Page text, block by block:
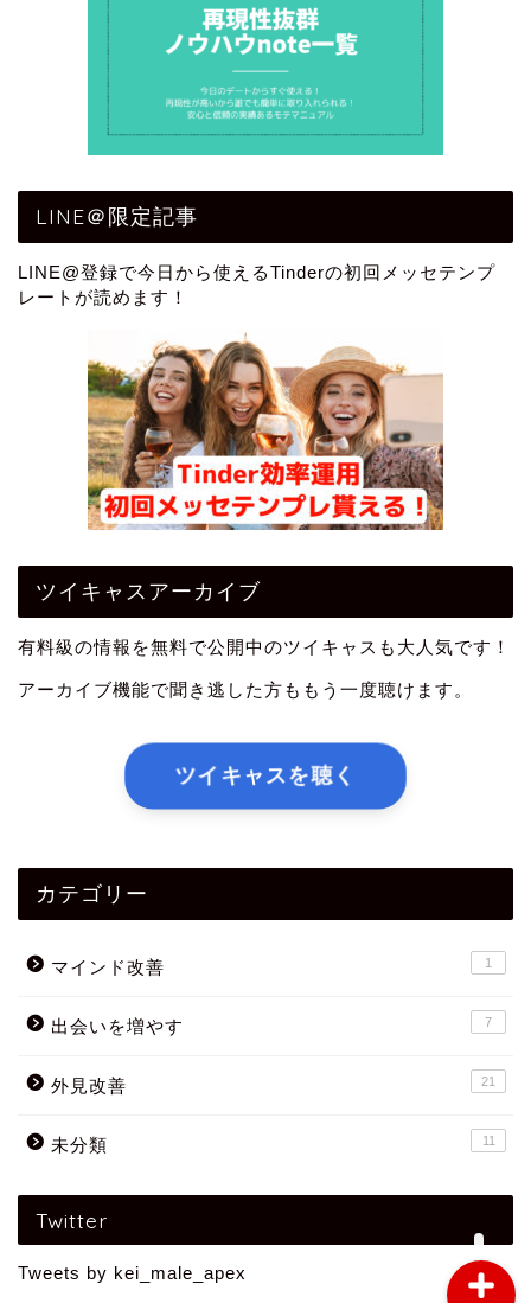
LINE＠限定記事
LINE@登録で今日から使えるTinderの初回メッセテンプ
レートが読めます！
ツイキャスアーカイブ
有料級の情報を無料で公開中のツイキャスも大人気です！
アーカイブ機能で聞き逃した方ももう一度聴けます。
ツイキャスを聴く
カテゴリー
マインド改善 1
出会いを増やす 7
外見改善 21
未分類 11
Twitter
Tweets by kei_male_apex